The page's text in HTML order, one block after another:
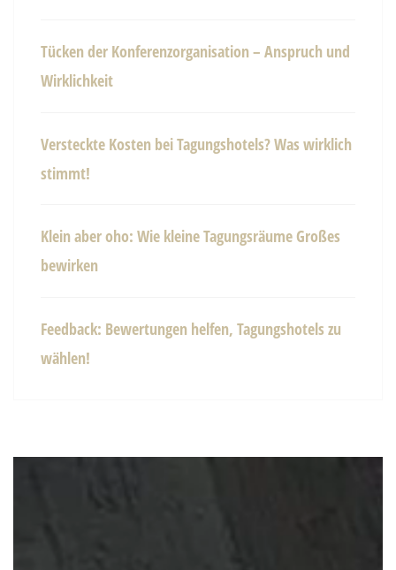
Tücken der Konferenzorganisation – Anspruch und
Wirklichkeit
Versteckte Kosten bei Tagungshotels? Was wirklich
stimmt!
Klein aber oho: Wie kleine Tagungsräume Großes
bewirken
Feedback: Bewertungen helfen, Tagungshotels zu
wählen!